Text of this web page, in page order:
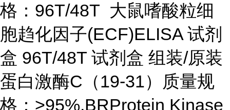
格：96T/48T 大鼠嗜酸粒细
胞趋化因子(ECF)ELISA 试剂
盒 96T/48T 试剂盒 组装/原装
蛋白激酶C（19-31）质量规
格：>95%,BRProtein Kinase